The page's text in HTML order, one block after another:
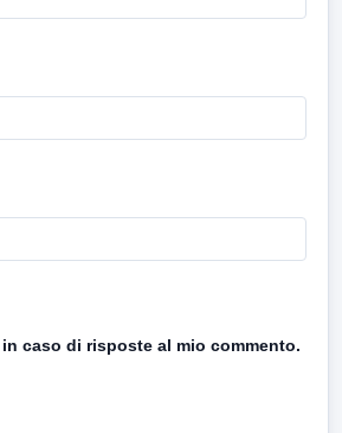
caso di risposte al mio commento.